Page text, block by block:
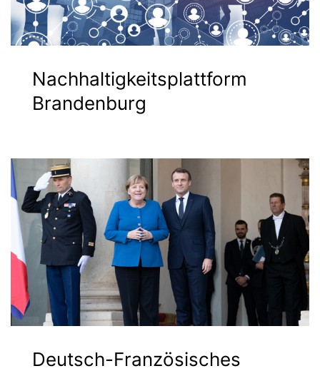
Nachhaltigkeitsplattform
Brandenburg
Deutsch-Französisches